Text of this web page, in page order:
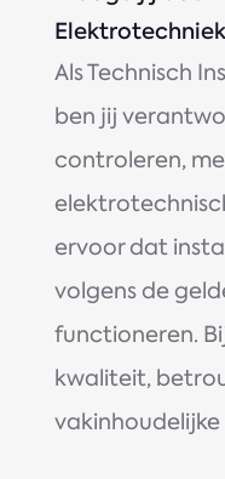
Als Technisch
ben jij
controleren,
ervoor dat
volgens de
functioneren.
kwaliteit,